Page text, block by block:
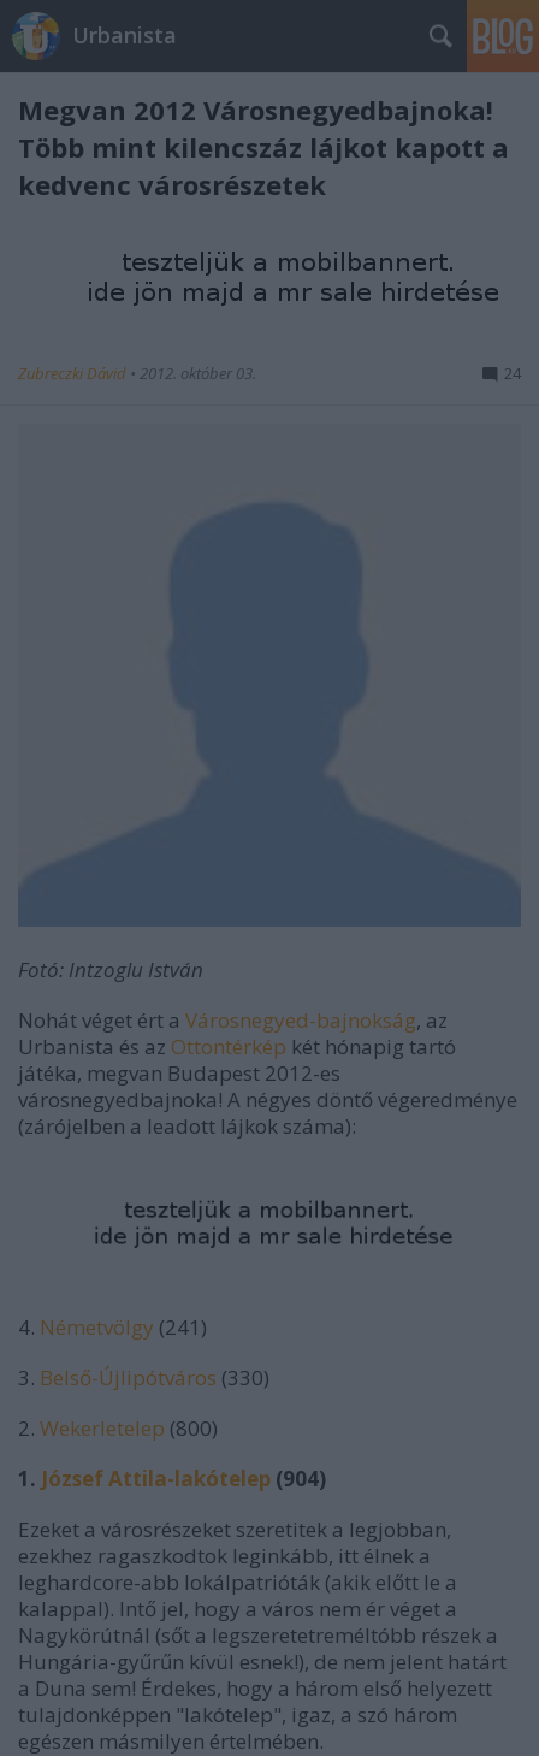
Urbanista
Megvan 2012 Városnegyedbajnoka!
Több mint kilencszáz lájkot kapott a
kedvenc városrészetek
Zubreczki Dávid • 2012. október 03. 24
Fotó: Intzoglu István
Nohát véget ért a Városnegyed-bajnokság, az
Urbanista és az Ottontérkép két hónapig tartó
játéka, megvan Budapest 2012-es
városnegyedbajnoka! A négyes döntő végeredménye
(zárójelben a leadott lájkok száma):
4. Németvölgy (241)
3. Belső-Újlipótváros (330)
2. Wekerletelep (800)
1. József Attila-lakótelep (904)
Ezeket a városrészeket szeretitek a legjobban,
ezekhez ragaszkodtok leginkább, itt élnek a
leghardcore-abb lokálpatrióták (akik előtt le a
kalappal). Intő jel, hogy a város nem ér véget a
Nagykörútnál (sőt a legszeretetreméltóbb részek a
Hungária-gyűrűn kívül esnek!), de nem jelent határt
a Duna sem! Érdekes, hogy a három első helyezett
tulajdonképpen "lakótelep", igaz, a szó három
egészen másmilyen értelmében.